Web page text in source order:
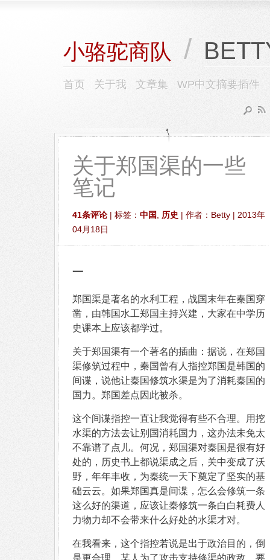
小骆驼商队 /
首页 关于我 文章集 WP中文摘要插件
关于郑国渠的一些
笔记
41条评论 | 标签： 中国 历史 | 作者：Betty | 2013年
04月18日
一
郑国渠是著名的水利工程，战国末年在秦国穿
凿，由韩国水工郑国主持兴建，大家在中学历
史课本上应该都学过。
关于郑国渠有一个著名的插曲：据说，在郑国
渠修筑过程中，秦国曾有人指控郑国是韩国的
间谍，说他让秦国修筑水渠是为了消耗秦国的
国力。郑国差点因此被杀。
这个间谍指控一直让我觉得有些不合理。用挖
水渠的方法去让别国消耗国力，这办法未免太
不靠谱了点儿。何况，郑国渠对秦国是很有好
处的，历史书上都说渠成之后，关中变成了沃
野，年年丰收，为秦统一天下奠定了坚实的基
础云云。如果郑国真是间谍，怎么会修筑一条
这么好的渠道，应该让秦修筑一条白白耗费人
力物力却不会带来什么好处的水渠才对。
在我看来，这个指控若说是出于政治目的，倒
是更合理。某人为了攻击支持修渠的政敌，要